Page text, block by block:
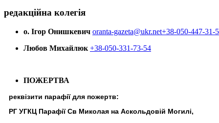
редакційна колегія
о. Ігор Онишкевич oranta-gazeta@ukr.net+38-050-447-31-
Любов Михайлюк +38-050-331-73-54
ПОЖЕРТВА
реквізити парафії для пожертв:
РГ УГКЦ Парафії Св Миколая на Аскольдовій Могилі,